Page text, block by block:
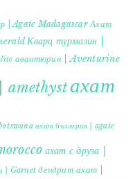
| Agate Madagascar Ахат
Кварц турмалин |
авантюрин | Aventurine
amethystахат
ахат българия | agate
ахат с друза |
| Garnet дендрит ахат |